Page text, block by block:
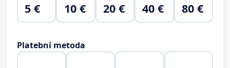
5 € 10 € 20 € 40 € 80 €
Platební metoda